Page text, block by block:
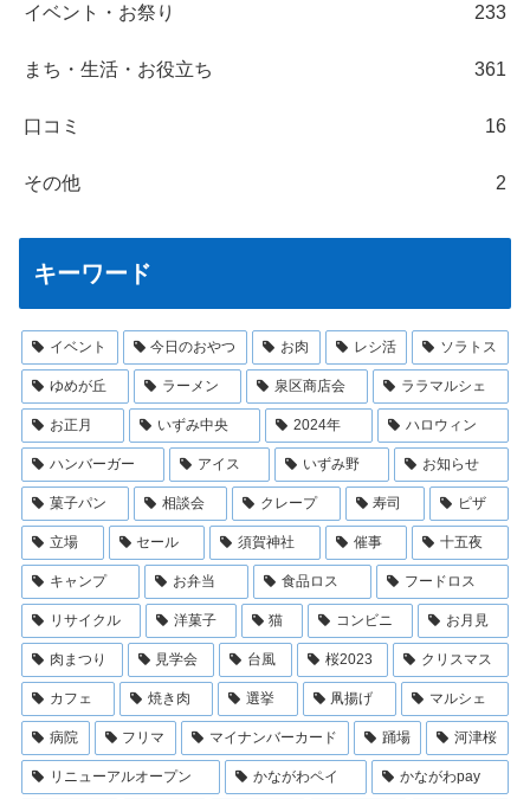
イベント・お祭り 233
まち・生活・お役立ち 361
口コミ 16
その他 2
キーワード
イベント 今日のおやつ お肉 レシ活 ソラトス
ゆめが丘 ラーメン 泉区商店会 ララマルシェ
お正月 いずみ中央 2024年 ハロウィン
ハンバーガー アイス いずみ野 お知らせ
菓子パン 相談会 クレープ 寿司 ピザ
立場 セール 須賀神社 催事 十五夜
キャンプ お弁当 食品ロス フードロス
リサイクル 洋菓子 猫 コンビニ お月見
肉まつり 見学会 台風 桜2023 クリスマス
カフェ 焼き肉 選挙 凧揚げ マルシェ
病院 フリマ マイナンバーカード 踊場 河津桜
リニューアルオープン かながわペイ かながわpay